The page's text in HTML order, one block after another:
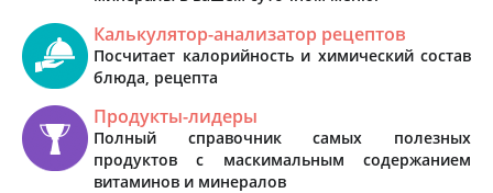
Калькулятор-анализатор рецептов
Посчитает калорийность и химический состав
блюда, рецепта
Продукты-лидеры
Полный справочник самых полезных
продуктов с маскимальным содержанием
витаминов и минералов